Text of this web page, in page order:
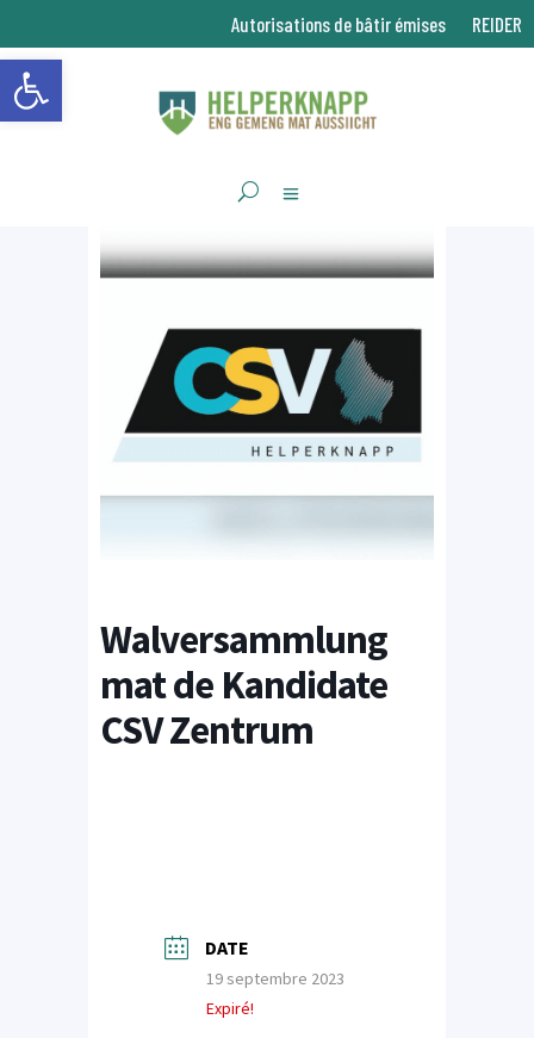
Ouvrir la barre d’outils
Autorisations de bâtir émises REIDER
Walversammlung
mat de Kandidate
CSV Zentrum
DATE
19 septembre 2023
Expiré!